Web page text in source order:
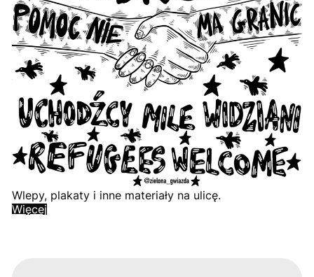
Wlepy, plakaty i inne materiały na ulicę.
Więcej